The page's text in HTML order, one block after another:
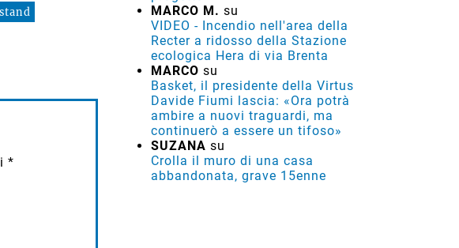
stand
*
MARCO M. su
VIDEO - Incendio nell'area della
Recter a ridosso della Stazione
ecologica Hera di via Brenta
MARCO su
Basket, il presidente della Virtus
Davide Fiumi lascia: «Ora potrà
ambire a nuovi traguardi, ma
continuerò a essere un tifoso»
SUZANA su
Crolla il muro di una casa
abbandonata, grave 15enne